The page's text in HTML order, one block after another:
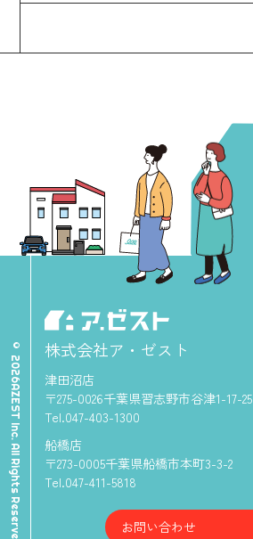
株式会社ア・ゼスト
津田沼店
〒275-0026千葉県習志野市谷津1-17-25
Tel.047-403-1300
船橋店
〒273-0005千葉県船橋市本町3-3-2
Tel.047-411-5818
お問い合わせ
© 2026AZEST Inc. All Rights Reserved.